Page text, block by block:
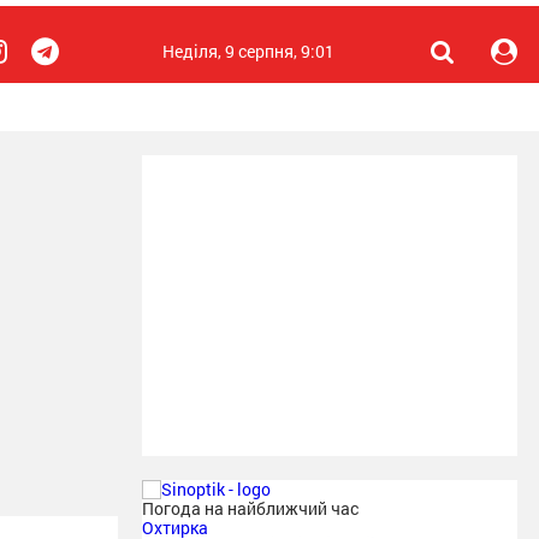
Неділя, 9 серпня, 9:01
Погода на найближчий час
Охтирка